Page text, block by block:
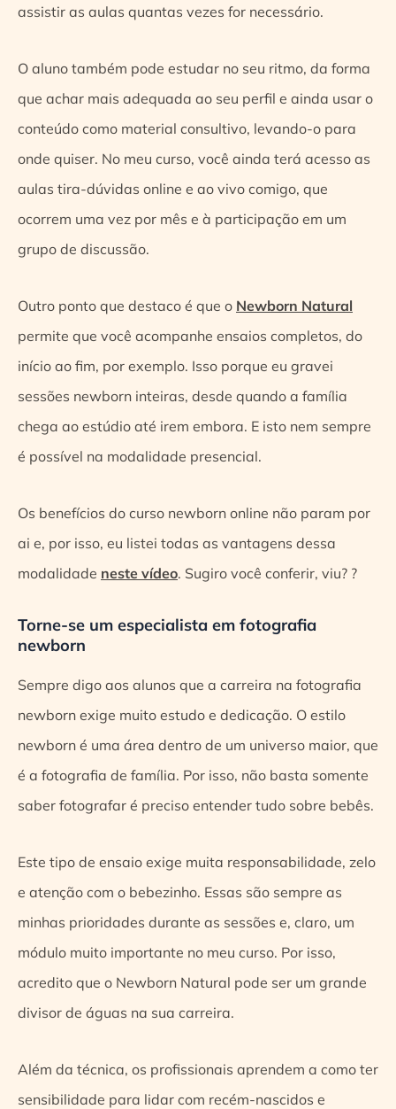
assistir as aulas quantas vezes for necessário.
O aluno também pode estudar no seu ritmo, da forma
que achar mais adequada ao seu perfil e ainda usar o
conteúdo como material consultivo, levando-o para
onde quiser. No meu curso, você ainda terá acesso as
aulas tira-dúvidas online e ao vivo comigo, que
ocorrem uma vez por mês e à participação em um
grupo de discussão.
Outro ponto que destaco é que o Newborn Natural
permite que você acompanhe ensaios completos, do
início ao fim, por exemplo. Isso porque eu gravei
sessões newborn inteiras, desde quando a família
chega ao estúdio até irem embora. E isto nem sempre
é possível na modalidade presencial.
Os benefícios do curso newborn online não param por
ai e, por isso, eu listei todas as vantagens dessa
modalidade neste vídeo. Sugiro você conferir, viu? ?
Torne-se um especialista em fotografia
newborn
Sempre digo aos alunos que a carreira na fotografia
newborn exige muito estudo e dedicação. O estilo
newborn é uma área dentro de um universo maior, que
é a fotografia de família. Por isso, não basta somente
saber fotografar é preciso entender tudo sobre bebês.
Este tipo de ensaio exige muita responsabilidade, zelo
e atenção com o bebezinho. Essas são sempre as
minhas prioridades durante as sessões e, claro, um
módulo muito importante no meu curso. Por isso,
acredito que o Newborn Natural pode ser um grande
divisor de águas na sua carreira.
Além da técnica, os profissionais aprendem a como ter
sensibilidade para lidar com recém-nascidos e